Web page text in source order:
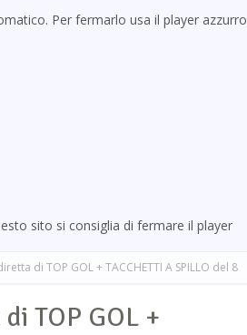
Per fermarlo usa il player azzurro
sito si consiglia di fermare il player
di TOP GOL + TACCHETTI A SPILLO del 8
TOP GOL +